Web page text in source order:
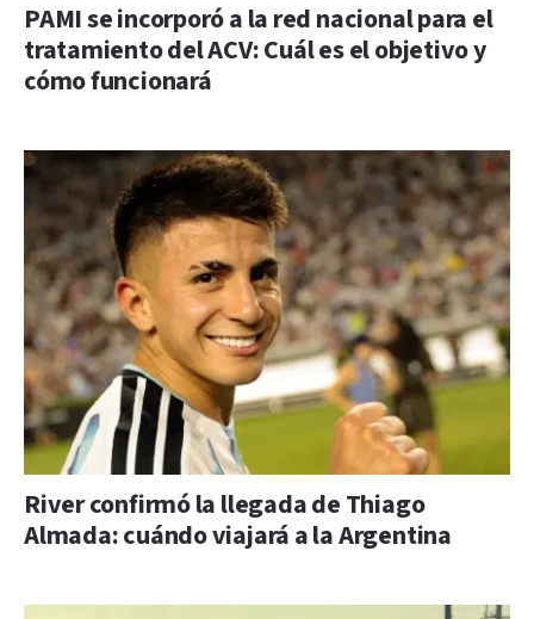
PAMI se incorporó a la red nacional para el
tratamiento del ACV: Cuál es el objetivo y
cómo funcionará
River confirmó la llegada de Thiago
Almada: cuándo viajará a la Argentina